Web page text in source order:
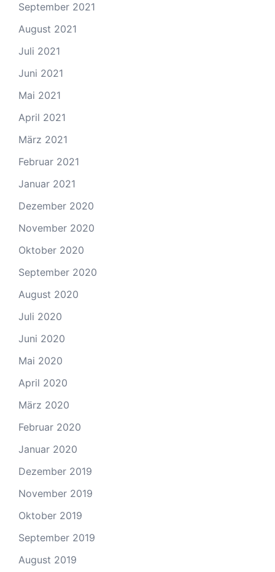
September 2021
August 2021
Juli 2021
Juni 2021
Mai 2021
April 2021
März 2021
Februar 2021
Januar 2021
Dezember 2020
November 2020
Oktober 2020
September 2020
August 2020
Juli 2020
Juni 2020
Mai 2020
April 2020
März 2020
Februar 2020
Januar 2020
Dezember 2019
November 2019
Oktober 2019
September 2019
August 2019